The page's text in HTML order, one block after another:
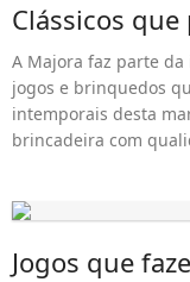
Clássicos
A Majora faz parte
jogos e brinquedos
intemporais desta
brincadeira com
Jogos que